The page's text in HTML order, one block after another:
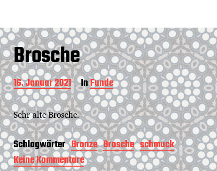
Brosche
B
e
i
t
r
a
g
s
d
16. Januar 2021 InFunde
Sehr alte Brosche.
Schlagwörter Bronze Brosche schmuck
Keine Kommentarez